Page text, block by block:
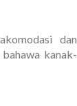
dan
kanak-